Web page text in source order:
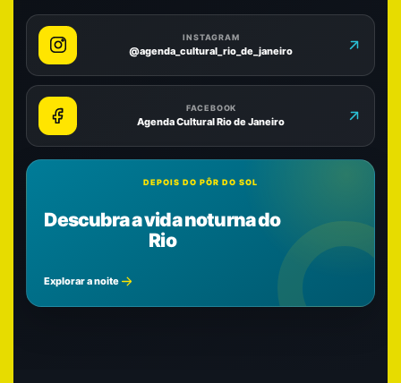
INSTAGRAM
@agenda_cultural_rio_de_janeiro
FACEBOOK
Agenda Cultural Rio de Janeiro
DEPOIS DO PÔR DO SOL
Descubra a vida noturna do
Rio
Explorar a noite